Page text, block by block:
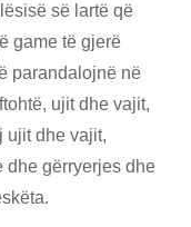
së lartë që
game të gjerë
parandalojnë në
ujit dhe vajit,
ujit dhe vajit,
dhe gërryerjes dhe